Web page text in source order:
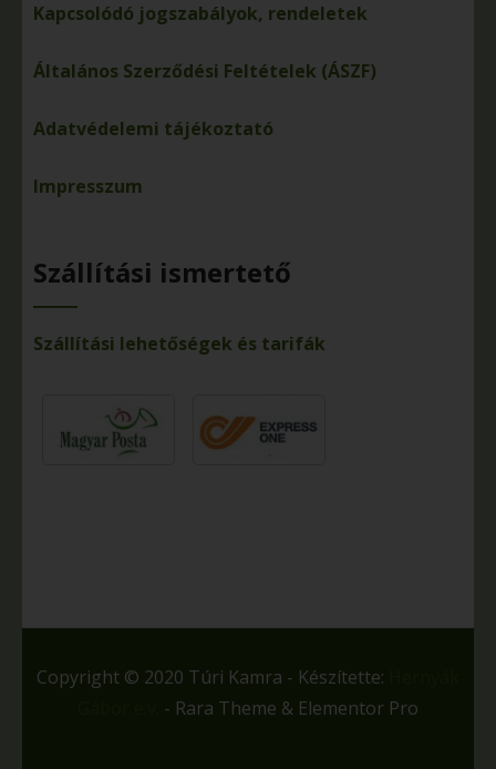
Kapcsolódó jogszabályok, rendeletek
Általános Szerződési Feltételek (ÁSZF)
Adatvédelemi tájékoztató
Impresszum
Szállítási ismertető
Szállítási lehetőségek és tarifák
Copyright © 2020 Túri Kamra - Készítette:
- Rara Theme & Elementor Pro